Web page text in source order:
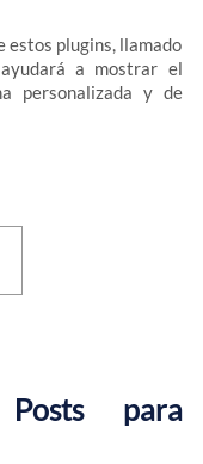
estos plugins, llamado
a mostrar el
personalizada y de
para